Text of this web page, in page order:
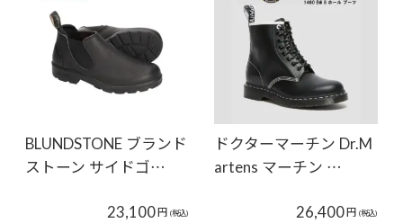
BLUNDSTONE ブランド
ストーン サイドゴ…
23,100円 (税込)
ドクターマーチン Dr.M
artens マーチン …
26,400円 (税込)